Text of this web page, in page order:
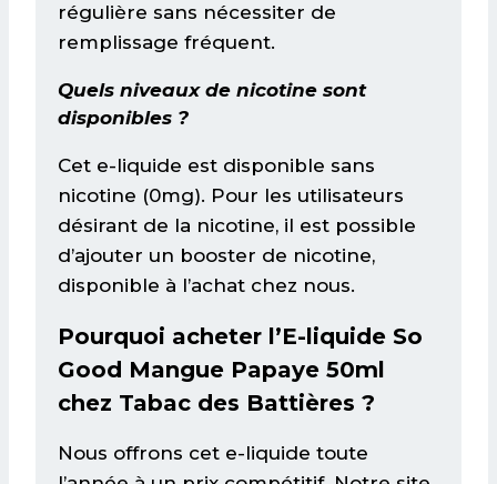
régulière sans nécessiter de
remplissage fréquent.
Quels niveaux de nicotine sont
disponibles ?
Cet e-liquide est disponible sans
nicotine (0mg). Pour les utilisateurs
désirant de la nicotine, il est possible
d’ajouter un booster de nicotine,
disponible à l’achat chez nous.
Pourquoi acheter l’E-liquide So
Good Mangue Papaye 50ml
chez Tabac des Battières ?
Nous offrons cet e-liquide toute